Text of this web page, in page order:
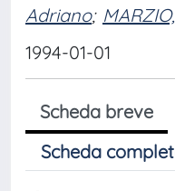
Adriano;
1994-01-01
Scheda breve
Scheda